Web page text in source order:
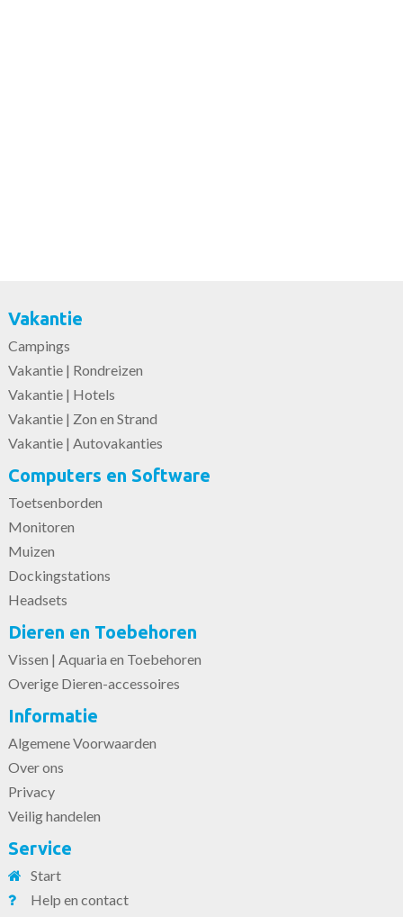
Vakantie
Campings
Vakantie | Rondreizen
Vakantie | Hotels
Vakantie | Zon en Strand
Vakantie | Autovakanties
Computers en Software
Toetsenborden
Monitoren
Muizen
Dockingstations
Headsets
Dieren en Toebehoren
Vissen | Aquaria en Toebehoren
Overige Dieren-accessoires
Informatie
Algemene Voorwaarden
Over ons
Privacy
Veilig handelen
Service
Start
Help en contact